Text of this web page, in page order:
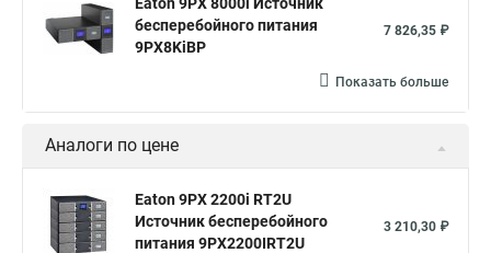
бесперебойного питания
9PX8KiBP
7 826,35 ₽
Показать больше
Аналоги по цене
Eaton 9PX 2200i RT2U
Источник бесперебойного
питания 9PX2200IRT2U
3 210,30 ₽